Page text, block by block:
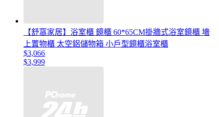
【舒窩家居】浴室櫃 鏡櫃 60*65CM掛牆式浴室鏡櫃 墻
上置物櫃 太空鋁儲物箱 小戶型鏡櫃浴室櫃
$3,066
$3,999